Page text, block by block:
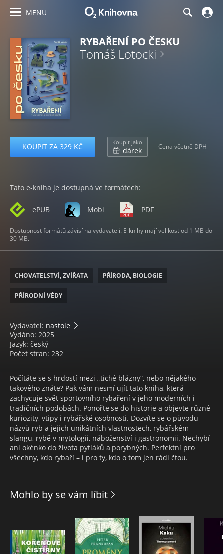
MENU
RYBAŘENÍ PO ČESKU
Tomáš Lotocki
KOUPIT ZA 329 KČ Koupit jako
dárek Cena včetně DPH
Tato e-kniha je dostupná ve formátech:
ePUB Mobi PDF
Dostupnost formátů závisí na vydavateli. E-knihy mají velikost od 1 MB do
30 MB.
CHOVATELSTVÍ, ZVÍŘATA PŘÍRODA, BIOLOGIE
PŘÍRODNÍ VĚDY
Vydavatel: nastole
Vydáno: 2025
Jazyk: český
Počet stran: 232
Počítáte se s hrdostí mezi „tiché blázny“, nebo nějakého
takového znáte? Pak vám nesmí ujít tato kniha, která
zachycuje svět sportovního rybaření v jeho moderních i
tradičních podobách. Ponořte se do historie a objevte různé
kuriozity, vtipy i rybářské osobnosti. Dozvíte se o původu
názvů ryb a jejich unikátních vlastnostech, rybářském
slangu, rybě v mytologii, náboženství i gastronomii. Nechybí
ani okénko do života pytláků a porybných. Perfektní pro
všechny, kdo rybaří – i pro ty, kdo o tom jen rádi čtou.
Mohlo by se vám líbit